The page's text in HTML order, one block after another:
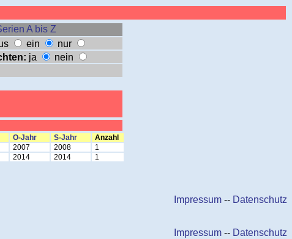
A bis Z
ein
nur
ja
nein
O-Jahr S-Jahr
Anzahl
2007 2008
1
2014 2014 1
Impressum -- Datenschutz
Impressum -- Datenschutz